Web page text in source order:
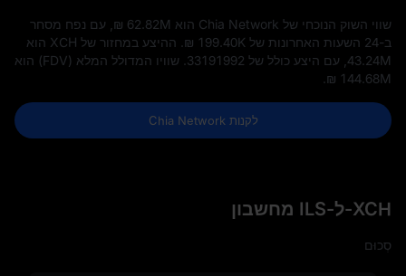
שווי השוק הנוכחי של Chia Network הוא ₪ 62.82M , עם נפח מסחר
ב-24 השעות האחרונות של
₪ 199.40K . ההיצע במחזור של XCH הוא
43.24M , עם היצע כולל של 33191992 . שוויו המדולל המלא (FDV) הוא
₪ 144.68M
לקנות Chia Network
XCH-ל-ILS מחשבון
סְכוּם